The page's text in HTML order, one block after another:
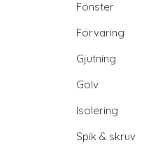
Fönster
Förvaring
Gjutning
Golv
Isolering
Spik & skruv